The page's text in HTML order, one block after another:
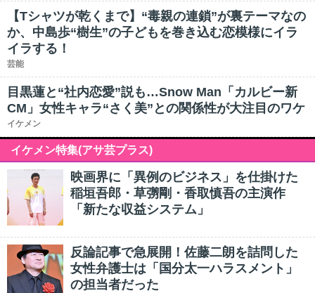
【Tシャツが乾くまで】“毒親の連鎖”が裏テーマなの
か、中島歩“樹生”の子どもを巻き込む恋模様にイラ
イラする！
芸能
目黒蓮と“社内恋愛”説も…Snow Man「カルビー新
CM」女性キャラ“さく美”との関係性が大注目のワケ
イケメン
イケメン特集(アサ芸プラス)
映画界に「異例のビジネス」を仕掛けた
稲垣吾郎・草彅剛・香取慎吾の主演作
「新たな収益システム」
反論記事で急展開！佐藤二朗を詰問した
女性弁護士は「国分太一ハラスメント」
の担当者だった